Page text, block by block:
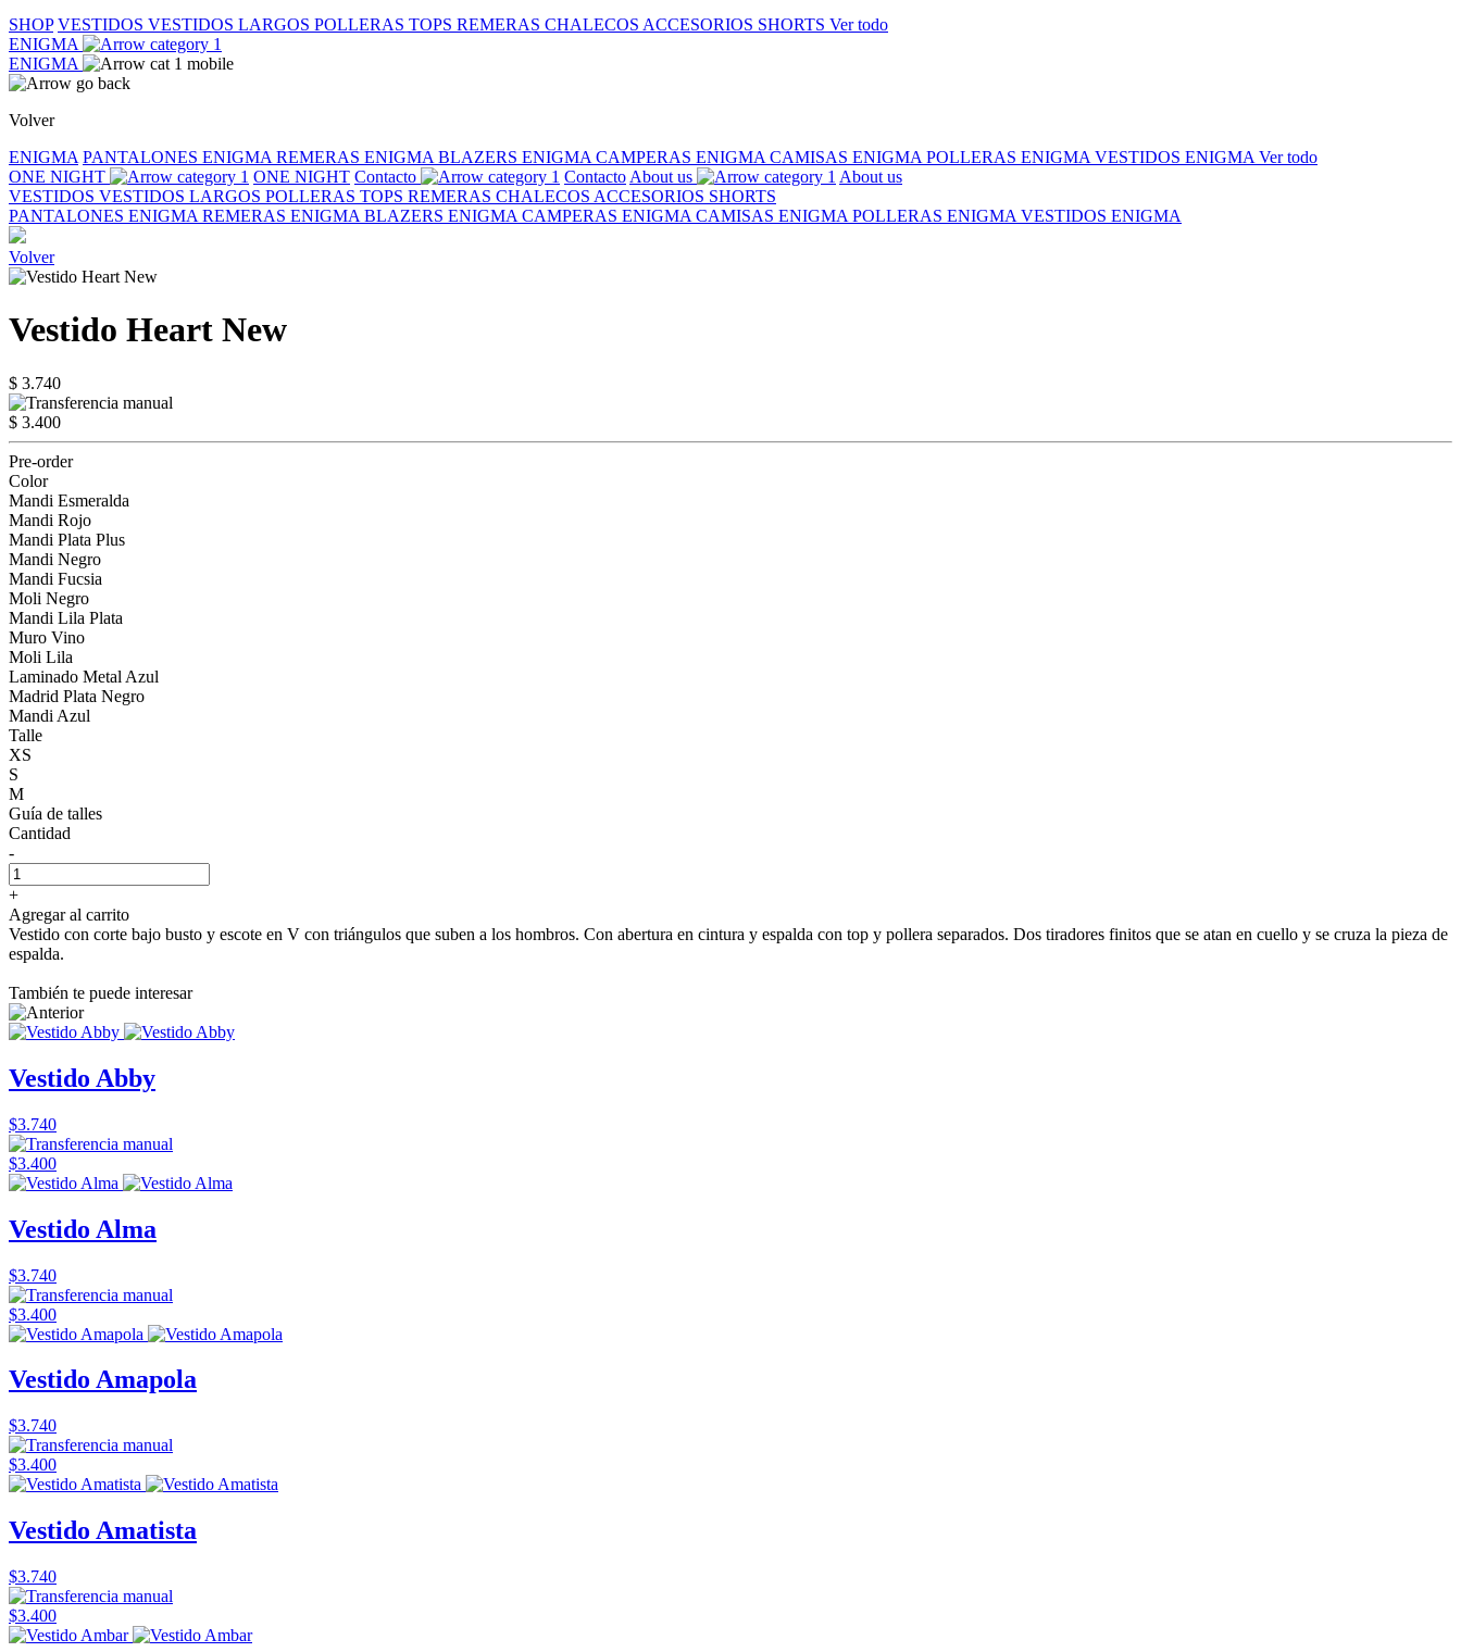
SHOP VESTIDOS VESTIDOS LARGOS POLLERAS TOPS REMERAS CHALECOS ACCESORIOS SHORTS Ver todo
ENIGMA
ENIGMA
Volver
ENIGMA PANTALONES ENIGMA REMERAS ENIGMA BLAZERS ENIGMA CAMPERAS ENIGMA CAMISAS ENIGMA POLLERAS ENIGMA VESTIDOS ENIGMA Ver todo
ONE NIGHT
ONE NIGHT Contacto Contacto About us
About us
VESTIDOS VESTIDOS LARGOS POLLERAS TOPS REMERAS CHALECOS ACCESORIOS SHORTS
PANTALONES ENIGMA REMERAS ENIGMA BLAZERS ENIGMA CAMPERAS ENIGMA CAMISAS ENIGMA POLLERAS ENIGMA VESTIDOS ENIGMA
Volver
Vestido Heart New
$ 3.740
$ 3.400
Pre-order
Color
Mandi Esmeralda
Mandi Rojo
Mandi Plata Plus
Mandi Negro
Mandi Fucsia
Moli Negro
Mandi Lila Plata
Muro Vino
Moli Lila
Laminado Metal Azul
Madrid Plata Negro
Mandi Azul
Talle
XS
S
M
Guía de talles
Cantidad
-
+
Agregar al carrito
Vestido con corte bajo busto y escote en V con triángulos que suben a los hombros. Con abertura en cintura y espalda con top y pollera separados. Dos tiradores finitos que se atan en cuello y se cruza la pieza de
espalda.
También te puede interesar
Vestido Abby
$3.740
$3.400
Vestido Alma
$3.740
$3.400
Vestido Amapola
$3.740
$3.400
Vestido Amatista
$3.740
$3.400